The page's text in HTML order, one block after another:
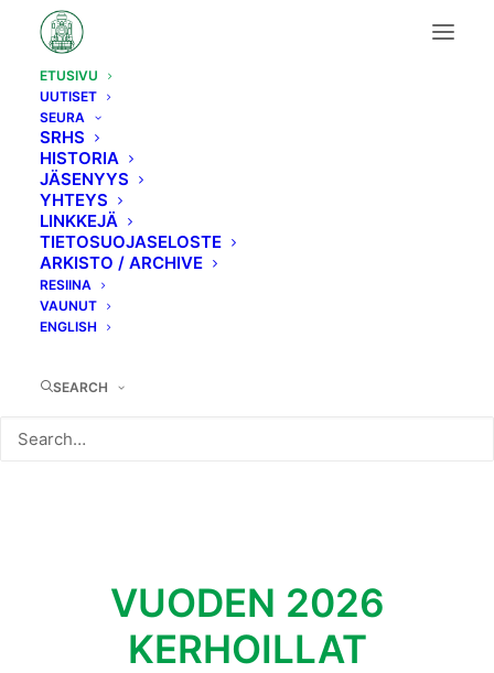
ETUSIVU
UUTISET
SEURA
SRHS
HISTORIA
JÄSENYYS
YHTEYS
LINKKEJÄ
TIETOSUOJASELOSTE
ARKISTO / ARCHIVE
RESIINA
VAUNUT
ENGLISH
SEARCH
Rautateitä
historiaa
VUODEN 2026
KERHOILLAT